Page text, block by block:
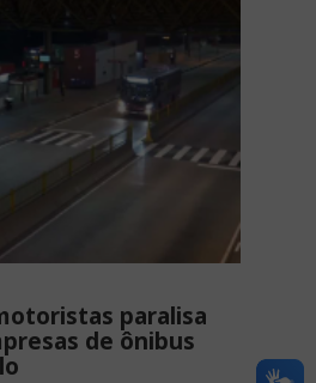
paralisa
de ônibus